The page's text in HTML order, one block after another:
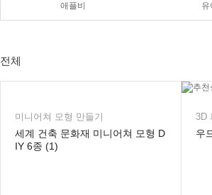
애플비 유
전체
미니어쳐 모형 만들기
세계 건축 문화재 미니어쳐 모형 D
IY 6종 (1)
3D
우